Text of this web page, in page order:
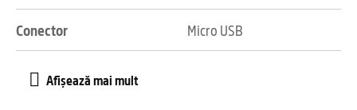
Conector Micro USB